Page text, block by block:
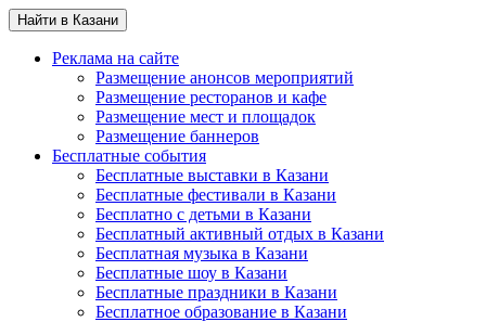
Найти в Казани
Реклама на сайте
Размещение анонсов мероприятий
Размещение ресторанов и кафе
Размещение мест и площадок
Размещение баннеров
Бесплатные события
Бесплатные выставки в Казани
Бесплатные фестивали в Казани
Бесплатно с детьми в Казани
Бесплатный активный отдых в Казани
Бесплатная музыка в Казани
Бесплатные шоу в Казани
Бесплатные праздники в Казани
Бесплатное образование в Казани